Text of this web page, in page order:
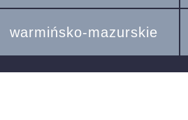
warmińsko-mazurskie